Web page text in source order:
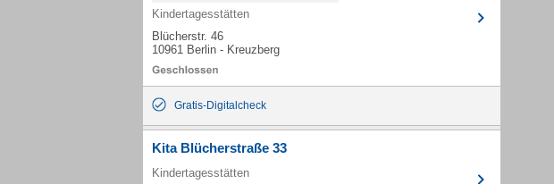
Kindertagesstätten
Blücherstr. 46
10961 Berlin - Kreuzberg
Gratis-Digitalcheck
Kita Blücherstraße 33
Kindertagesstätten